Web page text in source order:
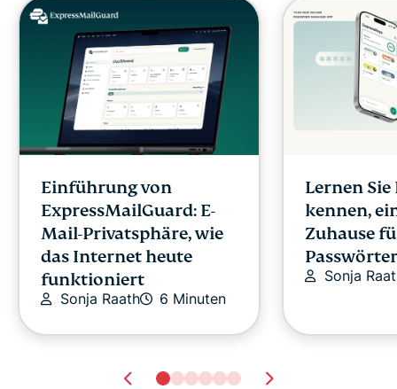
Einführung von
ExpressMailGuard: E-
Mail-Privatsphäre, wie
das Internet heute
funktioniert
Sonja Raath 6 Minuten
Lernen Sie
kennen,
Zuhause
Passwörter
Sonja